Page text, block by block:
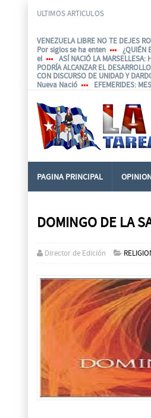
ULTIMOS ARTICULOS
VENEZUELA LIBRE NO TE DEJES
Por siglos se ha enten
¿QUIÉN
el
ASÍ NACIÓ LA MARSELLESA:
PODRÍA ALCANZAR EL
CON DISCURSO DE UNIDAD Y
Nueva Nació
EFEMERIDES:
PAGINA PRINCIPAL
DOMINGO DE LA
Director de Edición